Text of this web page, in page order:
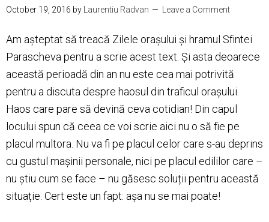
October 19, 2016 by Laurentiu Radvan Leave a Comment
Am așteptat să treacă Zilele orașului și hramul Sfintei
Parascheva pentru a scrie acest text. Și asta deoarece
această perioadă din an nu este cea mai potrivită
pentru a discuta despre haosul din traficul orașului.
Haos care pare să devină ceva cotidian! Din capul
locului spun că ceea ce voi scrie aici nu o să fie pe
placul multora. Nu va fi pe placul celor care s-au deprins
cu gustul mașinii personale, nici pe placul edililor care –
nu știu cum se face – nu găsesc soluții pentru această
situație. Cert este un fapt: așa nu se mai poate!